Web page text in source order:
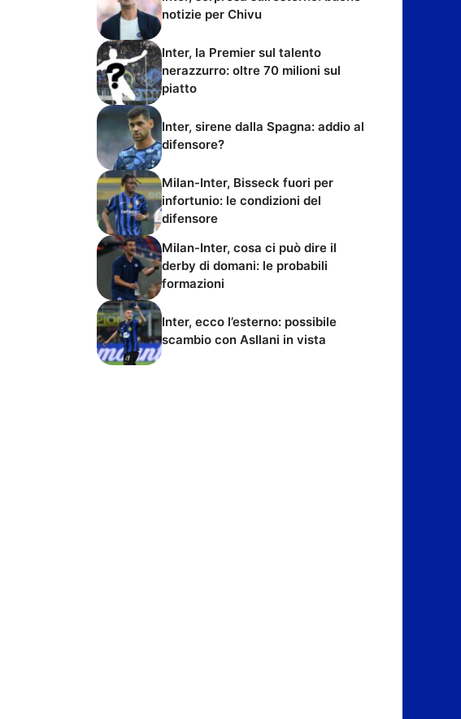
notizie per Chivu
Inter, la Premier sul talento
nerazzurro: oltre 70 milioni sul
piatto
Inter, sirene dalla Spagna: addio al
difensore?
Milan-Inter, Bisseck fuori per
infortunio: le condizioni del
difensore
Milan-Inter, cosa ci può dire il
derby di domani: le probabili
formazioni
Inter, ecco l’esterno: possibile
scambio con Asllani in vista